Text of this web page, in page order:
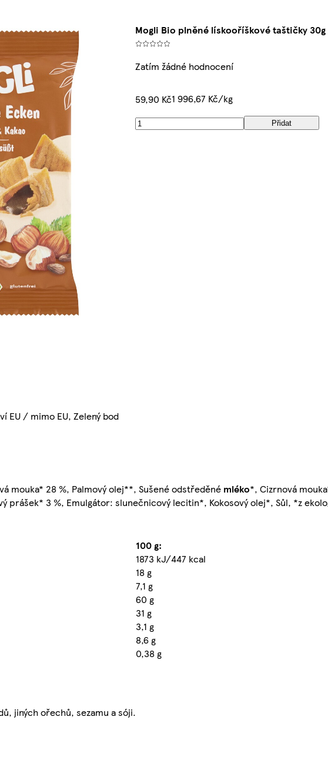
Mogli Bio plněné lískooříškové taštičky 30g
Zatím žádné hodnocení
59,90 Kč1 996,67 Kč/kg
Přidat
EU / mimo EU, Zelený bod
mouka* 28 %, Palmový olej**, Sušené odstředěné mléko*, Cizrnová
prášek* 3 %, Emulgátor: slunečnicový lecitin*, Kokosový olej*, Sůl, *z
100 g:
1873 kJ/447 kcal
18 g
7,1 g
60 g
31 g
3,1 g
8,6 g
0,38 g
jiných ořechů, sezamu a sóji.